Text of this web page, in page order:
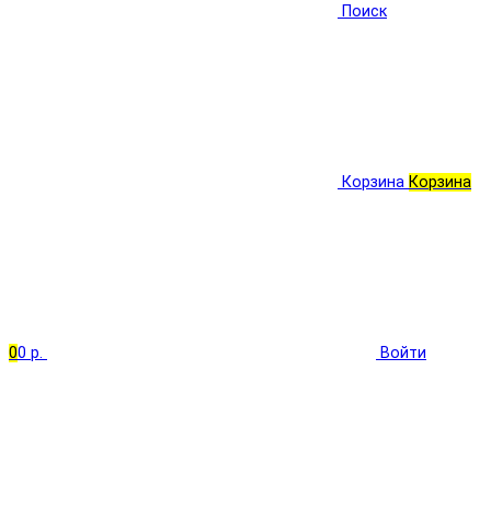
Поиск
Корзина Корзина
00 р. Войти